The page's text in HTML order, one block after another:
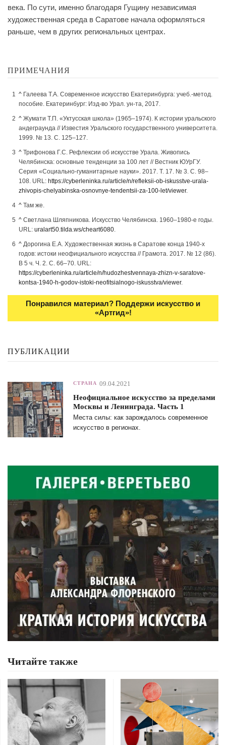
века. По сути, именно благодаря Гущину независимая
художественная среда в Саратове начала оформляться
раньше, чем в других региональных центрах.
ПРИМЕЧАНИЯ
^ Галеева Т.А. Современное искусство Екатеринбурга: учеб.-метод.
пособие. Екатеринбург: Изд-во Урал. ун-та, 2017.
^ Жумати Т.П. «‎Уктусская школа» (1965–1974). К истории уральского
андеграунда // Известия Уральского государственного университета.
1999. № 13. С. 125–127.
^ Трифонова Г.С. Рефлексии об искусстве Урала. Живопись
Челябинска: основные тенденции за 100 лет // Вестник ЮУрГУ.
Серия «Социально-гуманитарные науки». 2017. Т. 17. № 3. С. 98–
108. URL: https://cyberleninka.ru/article/n/refleksii-ob-iskusstve-urala-
zhivopis-chelyabinska-osnovnye-tendentsii-za-100-let/viewer.
^ Там же.
^ Светлана Шляпникова. Искусство Челябинска. 1960–1980-е годы.
URL: uralart50.tilda.ws/cheart6080.
^ Дорогина Е.А. Художественная жизнь в Саратове конца 1940-х
годов: истоки неофициального искусства // Грамота. 2017. № 12 (86).
В 5 ч. Ч. 2. C. 66–70. URL:
https://cyberleninka.ru/article/n/hudozhestvennaya-zhizn-v-saratove-
kontsa-1940-h-godov-istoki-neofitsialnogo-iskusstva/viewer.
Понравился материал? Поддержи искусство и
«Артгид»!
ПУБЛИКАЦИИ
СТРАНА 09.04.2021
Неофициальное искусство за пределами
Москвы и Ленинграда. Часть 1
Места силы: как зарождалось современное
искусство в регионах.
Читайте также